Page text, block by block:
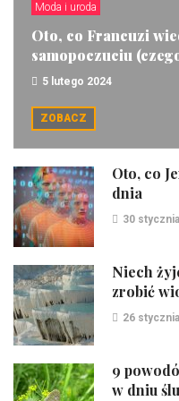
Moda i uroda
Oto, co Francuzi
samopoczuciu
5 lutego 2024
ZOBACZ
Oto, co
dnia
30
Niech
zrobić
26
9
w dniu